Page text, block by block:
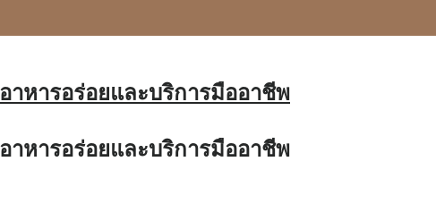
าหารอร่อยและบริการมืออาชีพ
าหารอร่อยและบริการมืออาชีพ